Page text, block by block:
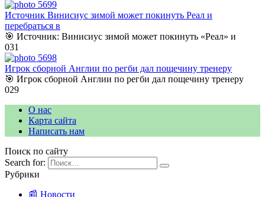
Источник Винисиус зимой может покинуть Реал и
перебраться в
🎯 Источник: Винисиус зимой может покинуть «Реал» и
031
Игрок сборной Англии по регби дал пощечину тренеру
🎯 Игрок сборной Англии по регби дал пощечину тренеру
029
О нас
Карта сайта
Написать нам
Поиск по сайту
Search for:
Рубрики
📰 Новости